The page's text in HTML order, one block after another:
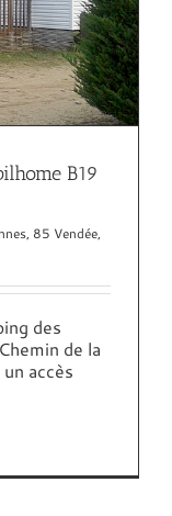
B19
, 85 Vendée,
des
de la
accès